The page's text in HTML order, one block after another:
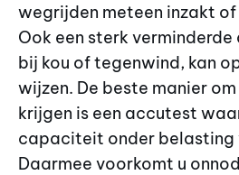
wegrijden meteen inzakt
Ook een sterk
bij kou of tegenwind, kan
wijzen. De beste manier
krijgen is een accutest
capaciteit onder belasting
Daarmee voorkomt u